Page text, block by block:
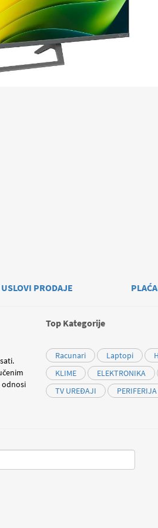
USLOVI PRODAJE
odnosi
Top Kategorije
Racunari Laptopi
KLIME
ELEKTRONIKA
TV UREĐAJI
PERIFERIJA